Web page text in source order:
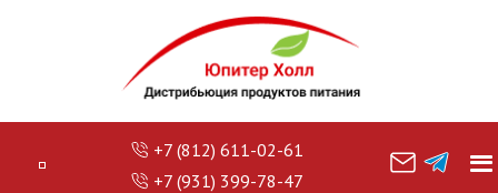
+7 (812) 611-02-61
+7 (931) 399-78-47